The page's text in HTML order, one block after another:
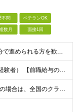
不問 ベテランOK
数月 面接1回
≪設計から開発まで、自分で進められる方を歓迎します≫ クライアントの要件をもとに、システムの構成や処理の流れを設計し、 そのまま開発まで形にできる方を想定しています。 ◆学歴不問／言語不問／前職の雇
◇月給40万円～＋賞与（経験者） 【前職給与の総収入額を保証】 ※上記には固定残業代（30時間分／6万7000円～）が含まれています。超過分は時間外手当を別途支給。 ※試用期間3ヶ月（期間中は契約社員
◇リモート率92％ ※常駐の場合は、全国のクライアント案件にアサイン予定（東京・神奈川・埼玉・千葉・愛知・大阪・福岡メイン） 【拠点】 ◆本社／東京都渋谷区道玄坂1丁目10番8号 渋谷道玄坂東急ビル